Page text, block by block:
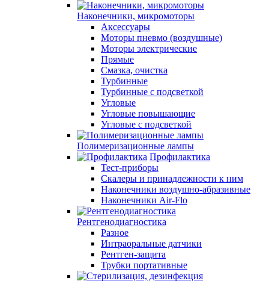
Наконечники, микромоторы
Аксессуары
Моторы пневмо (воздушные)
Моторы электрические
Прямые
Смазка, очистка
Турбинные
Турбинные с подсветкой
Угловые
Угловые повышающие
Угловые с подсветкой
Полимеризационные лампы
Профилактика
Тест-приборы
Скалеры и принадлежности к ним
Наконечники воздушно-абразивные
Наконечники Air-Flo
Рентгенодиагностика
Разное
Интраоральные датчики
Рентген-защита
Трубки портативные